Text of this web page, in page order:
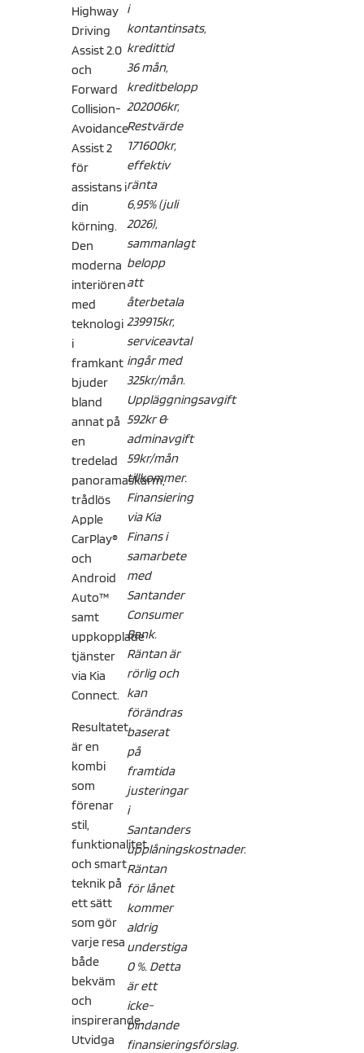
Highway
Driving
Assist 2.0
och
Forward
Collision-
Avoidance
Assist 2
för
assistans i
din
körning.
Den
moderna
interiören
med
teknologi
i
framkant
bjuder
bland
annat på
en
tredelad
panoramaskärm,
trådlös
Apple
CarPlay®
och
Android
Auto™
samt
uppkopplade
tjänster
via Kia
Connect.
Resultatet
är en
kombi
som
förenar
stil,
funktionalitet
och smart
teknik på
ett sätt
som gör
varje resa
både
bekväm
och
inspirerande.
Utvidga
i
kontantinsats,
kredittid
36 mån,
kreditbelopp
202006kr,
Restvärde
171600kr,
effektiv
ränta
6,95% (juli
2026),
sammanlagt
belopp
att
återbetala
239915kr,
serviceavtal
ingår med
325kr/mån.
Uppläggningsavgift
592kr &
adminavgift
59kr/mån
tillkommer.
Finansiering
via Kia
Finans i
samarbete
med
Santander
Consumer
Bank.
Räntan är
rörlig och
kan
förändras
baserat
på
framtida
justeringar
i
Santanders
upplåningskostnader.
Räntan
för lånet
kommer
aldrig
understiga
0 %. Detta
är ett
icke-
bindande
finansieringsförslag.